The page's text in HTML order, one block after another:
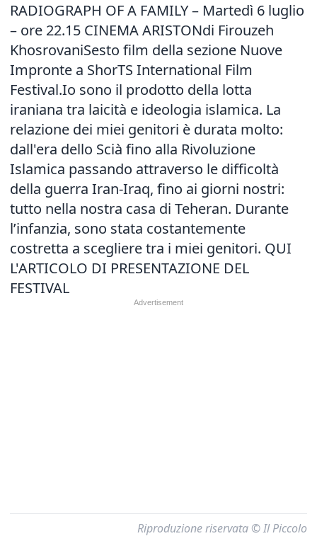
RADIOGRAPH OF A FAMILY – Martedì 6 luglio
– ore 22.15 CINEMA ARISTONdi Firouzeh
KhosrovaniSesto film della sezione Nuove
Impronte a ShorTS International Film
Festival.Io sono il prodotto della lotta
iraniana tra laicità e ideologia islamica. La
relazione dei miei genitori è durata molto:
dall'era dello Scià fino alla Rivoluzione
Islamica passando attraverso le difficoltà
della guerra Iran-Iraq, fino ai giorni nostri:
tutto nella nostra casa di Teheran. Durante
l’infanzia, sono stata costantemente
costretta a scegliere tra i miei genitori. QUI
L'ARTICOLO DI PRESENTAZIONE DEL
FESTIVAL
Riproduzione riservata © Il Piccolo